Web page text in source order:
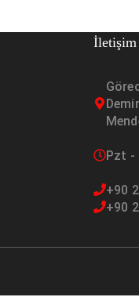
İletişim
Pzt -
+90
+90